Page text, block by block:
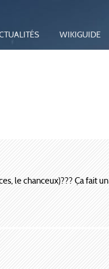
WIKIGUIDE
le chanceux)??? Ça fait